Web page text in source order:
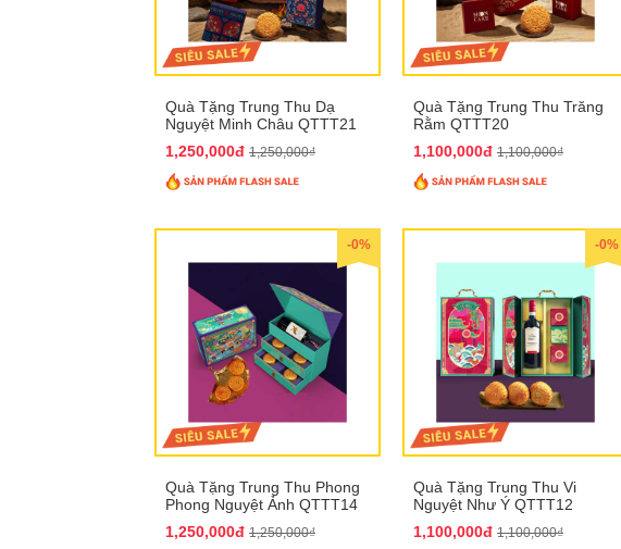
Quà Tặng Trung Thu Dạ
Nguyệt Minh Châu QTTT21
1,250,000đ 1,250,000₫
Quà Tặng Trung Thu Trăng
Rằm QTTT20
1,100,000đ 1,100,000₫
-0%
Quà Tặng Trung Thu Phong
Phong Nguyệt Ảnh QTTT14
1,250,000đ 1,250,000₫
-0%
Quà Tặng Trung Thu Vi
Nguyệt Như Ý QTTT12
1,100,000đ 1,100,000₫